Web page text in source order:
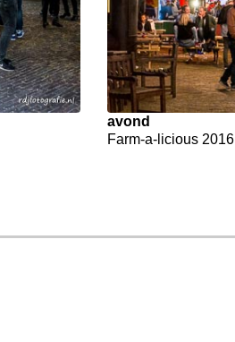
avond
Farm-a-licious 2016